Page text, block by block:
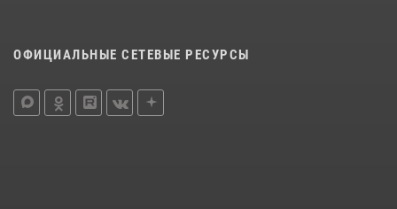
ОФИЦИАЛЬНЫЕ СЕТЕВЫЕ РЕСУРСЫ